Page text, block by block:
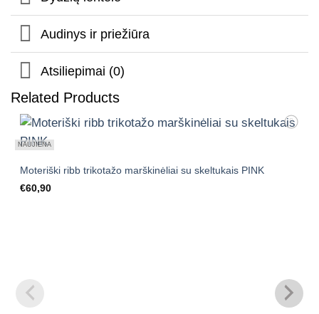
Audinys ir priežiūra
Atsiliepimai (0)
Related Products
NAUJIENA
Moteriški ribb trikotažo marškinėliai su skeltukais PINK
€60,90